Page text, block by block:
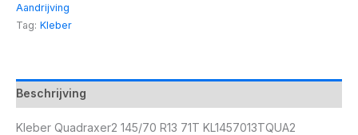
Aandrijving
Tag: Kleber
Beschrijving
Kleber Quadraxer2 145/70 R13 71T KL1457013TQUA2